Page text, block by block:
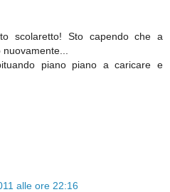
scolaretto! Sto capendo che a
piano piano a caricare e
alle ore 22:16